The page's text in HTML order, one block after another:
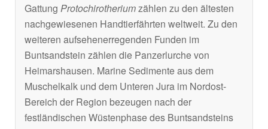
Gattung Protochirotheriumzählen zu den ältesten
nachgewiesenen Handtierfährten weltweit. Zu den
weiteren aufsehenerregenden Funden im
Buntsandstein zählen die Panzerlurche von
Heimarshausen. Marine Sedimente aus dem
Muschelkalk und dem Unteren Jura im Nordost-
Bereich der Region bezeugen nach der
festländischen Wüstenphase des Buntsandsteins